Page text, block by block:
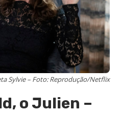
Sylvie – Foto: Reprodução/Netflix
o Julien –